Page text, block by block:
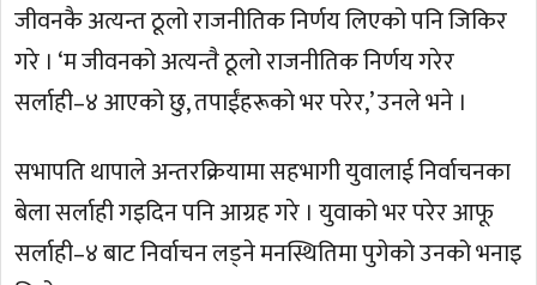
जीवनकै अत्यन्त ठूलो राजनीतिक निर्णय लिएको पनि जिकिर
गरे । ‘म जीवनको अत्यन्तै ठूलो राजनीतिक निर्णय गरेर
सर्लाही–४ आएको छु, तपाईंहरूको भर परेर,’ उनले भने ।
सभापति थापाले अन्तरक्रियामा सहभागी युवालाई निर्वाचनका
बेला सर्लाही गइदिन पनि आग्रह गरे । युवाको भर परेर आफू
सर्लाही–४ बाट निर्वाचन लड्ने मनस्थितिमा पुगेको उनको भनाइ